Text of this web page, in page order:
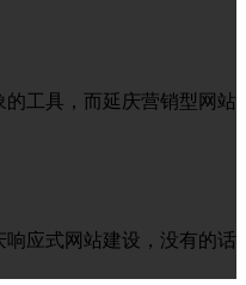
工具，而延庆营销型网站
应式网站建设，没有的话